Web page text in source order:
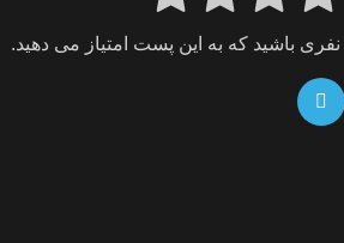
نفری باشید که به این پست امتیاز می دهید.